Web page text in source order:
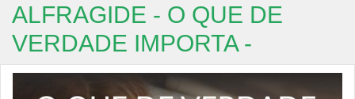
ALFRAGIDE - O QUE DE
VERDADE IMPORTA -